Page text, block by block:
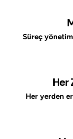
Süreç
Her
Her yerden